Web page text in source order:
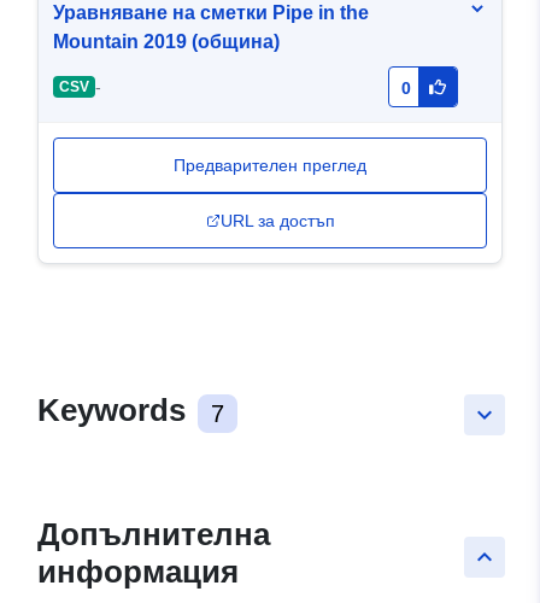
Уравняване на сметки Pipe in the
Mountain 2019 (община)
CSV - 0
Предварителен преглед
URL за достъп
keyboard_arrow_down
Keywords 7
keyboard_arrow_up
Допълнителна
информация